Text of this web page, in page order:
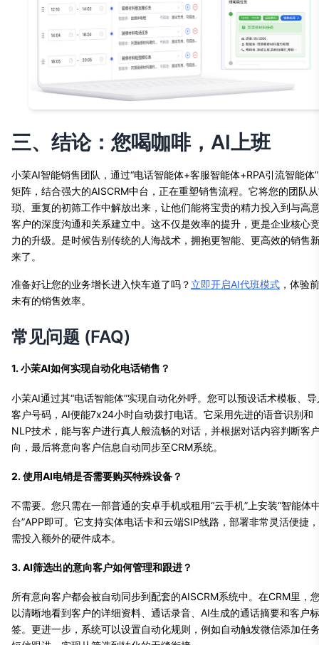
三、结论：您喝咖啡，AI上班
小茉AI智能销售团队，通过“电话智能体+客服智能体+RPA引流智能体
矩阵，结合强大的AISCRM中台，正在重塑销售流程。它将您的团队
琐、重复的初筛工作中解放出来，让他们能将宝贵的精力投入到与高
客户的深度沟通和关系建立中。这不仅是效率的提升，更是企业核心
力的升级。是时候告别传统的人海战术，拥抱更智能、更高效的销售
来了。
准备好让您的业务增长进入快车道了吗？ 立即开启AI代班模式 ，体验
未有的销售效率。
常见问题 (FAQ)
1. 小茉AI如何实现自动化电话销售？
小茉AI通过其“电话智能体”实现自动化外呼。您可以预设话术模板、导
客户号码，AI便能7x24小时自动拨打电话。它采用先进的语音识别和
NLP技术，能与客户进行真人般流畅的对话，并根据对话内容判断客
向，最后将意向客户信息自动同步至CRM系统。
2. 使用AI电销是否需要购买特殊设备？
不需要。您只需在一部普通的安卓手机或租用“云手机”上安装“智能体
台”APP即可。它支持实体电话卡和云端SIP线路，部署非常灵活便捷
需投入额外的硬件成本。
3. AI筛选出的意向客户如何管理和跟进？
所有意向客户都会被自动同步到配套的AISCRM系统中。在CRM里，
以清晰地看到客户的详细资料、通话录音、AI生成的通话摘要和客户标
签。更进一步，系统可以设置自动化规则，例如自动触发微信添加任